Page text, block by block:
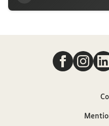
Titre
Ludovico Magno, cum ei
Namurcum
Nous suivre